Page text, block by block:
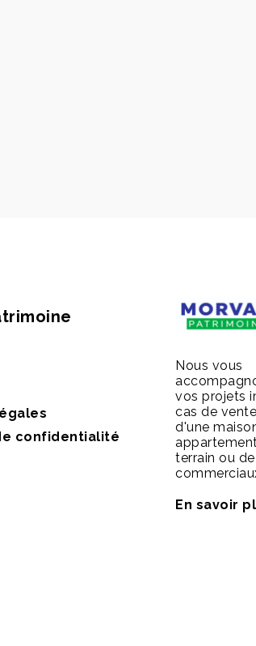
confidentialité
Nous vous
vos projets
cas de
d'une
terrain ou
En savoir